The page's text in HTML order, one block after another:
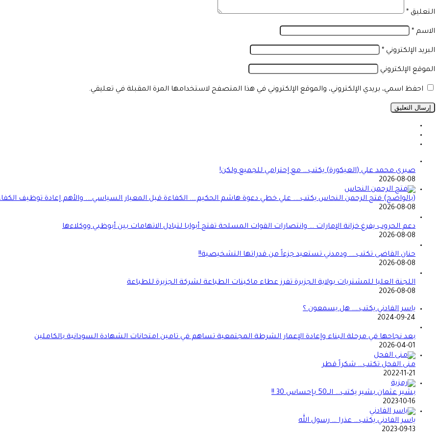
التعليق *
الاسم *
البريد الإلكتروني *
الموقع الإلكتروني
احفظ اسمي، بريدي الإلكتروني، والموقع الإلكتروني في هذا المتصفح لاستخدامها المرة المقبلة في تعليقي.
صبرى محمد علي (العيكورة) يكتب… مع إحترامي للجميع ولكن!
2026-08-08
(بالواضح) فتح الرحمن النحاس يكتب…. علي خطي دعوة هاشم الحكيم…. الكفاءة قبل المعيار السياسي…. والأهم إعادة توظيف
2026-08-08
دعم الحروب يفرغ خزانة الإمارات … وانتصارات القوات المسلحة تفتح أبوابا لتبادل الاتهامات بين أبوظبي ووكلاءها
2026-08-08
حنان القاضى تكتب…. ودمدني تستعيد جزءاً من قدراتها التشخيصية!!
2026-08-08
اللجنة العليا للمشتريات بولاية الجزيرة تفرز عطاء ماكينات الطباعة لشركة الجزيرة للطباعة
2026-08-08
ياسر الفادني يكتب…. هل يسمعون ؟
2024-09-24
بعد نجاحها في مرحلة البناء وإعادة الإعمار الشرطة المجتمعية تساهم في تامين امتحانات الشهادة السودانية بالكاملين
2026-04-01
منى الفحل تكتب… شكراً قطر
2022-11-21
بشير عثمان بشير يكتب… الــ50 بإحساس 30 !!
2023-10-16
ياسر الفادني يكتب… عذرا … رسول الله
2023-09-13